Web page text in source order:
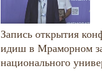
Запись открытия
идиш в Мраморном
национального